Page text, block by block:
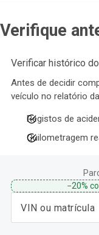
Verifique
Verificar histórico
Antes de decidir
veículo no relatório
Registos de
Quilometragem
−20%